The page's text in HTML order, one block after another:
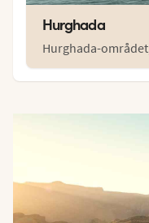
Hurghada
Hurghada-området